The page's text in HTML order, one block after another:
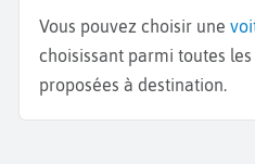
Vous pouvez choisir une
choisissant parmi toutes
proposées à destination.